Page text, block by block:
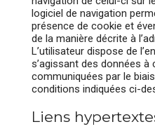
logiciel de navigation
présence de cookie et
de la manière décrite à
L’utilisateur dispose de
s’agissant des données à
communiquées par le
conditions indiquées ci-
Liens